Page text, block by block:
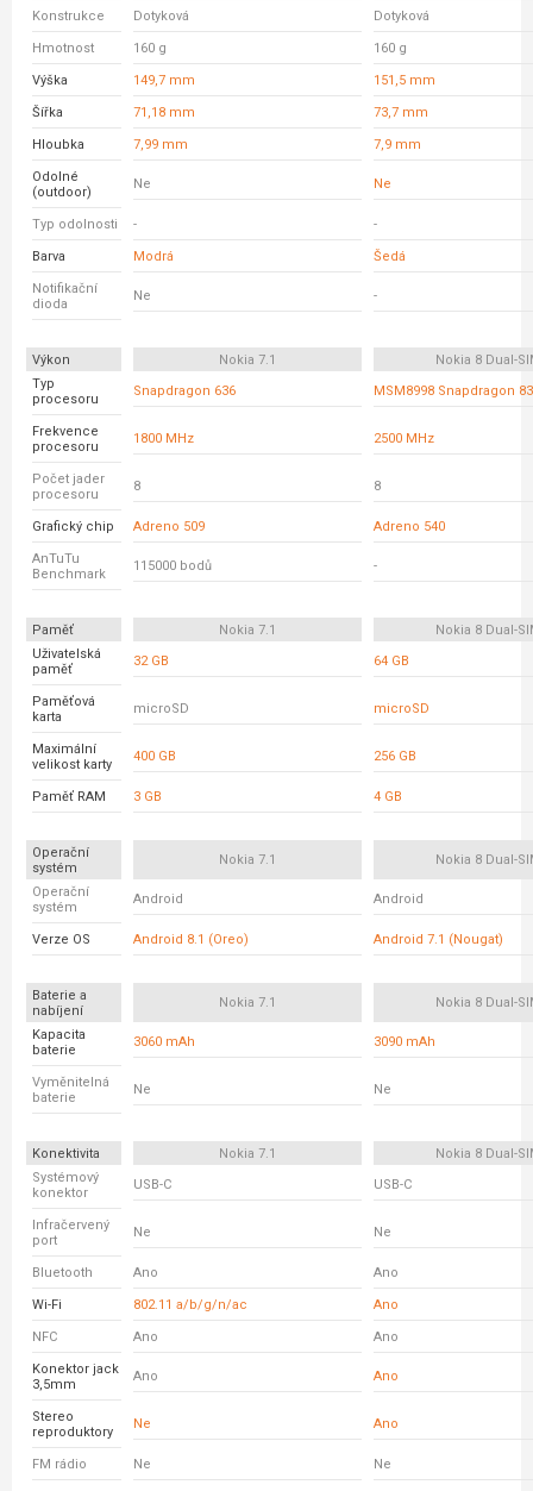
Konstrukce Dotyková Dotyková
Hmotnost 160 g 160 g
Výška 149,7 mm 151,5 mm
Šířka 71,18 mm 73,7 mm
Hloubka 7,99 mm 7,9 mm
Odolné
(outdoor)
Ne Ne
Typ odolnosti - -
Barva Modrá Šedá
Notifikační
dioda
Ne -
Výkon Nokia 7.1
Nokia 8 Dual-
Typ
procesoru
Snapdragon 636 MSM8998 Snapdragon
Frekvence
procesoru
1800 MHz 2500 MHz
Počet jader
procesoru
8 8
Grafický chip Adreno 509 Adreno 540
AnTuTu
Benchmark
115000 bodů -
Paměť Nokia 7.1
Nokia 8 Dual-
Uživatelská
paměť
32 GB 64 GB
Paměťová
karta
microSD microSD
Maximální
velikost karty
400 GB 256 GB
Paměť RAM 3 GB 4 GB
Operační
systém
Nokia 7.1 Nokia 8 Dual-
Operační
systém
Android Android
Verze OS Android 8.1 (Oreo) Android 7.1 (Nougat)
Baterie a
nabíjení
Nokia 7.1 Nokia 8 Dual-
Kapacita
baterie
3060 mAh 3090 mAh
Vyměnitelná
baterie
Ne Ne
Konektivita Nokia 7.1
Nokia 8 Dual-
Systémový
konektor
USB-C USB-C
Infračervený
port
Ne Ne
Bluetooth Ano Ano
Wi-Fi 802.11 a/b/g/n/ac Ano
NFC Ano Ano
Konektor jack
3,5mm
Ano Ano
Stereo
reproduktory
Ne Ano
FM rádio Ne Ne